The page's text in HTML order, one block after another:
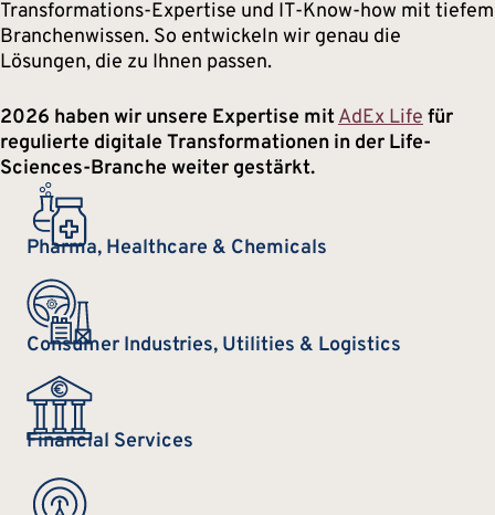
Transformations-Expertise und IT-Know-how mit tiefem
Branchenwissen. So entwickeln wir genau die
Lösungen, die zu Ihnen passen.
2026 haben wir unsere Expertise mitAdEx Lifefür
regulierte digitale Transformationen in der Life-
Sciences-Branche weiter gestärkt.
Pharma, Healthcare & Chemicals
Consumer Industries, Utilities & Logistics
Financial Services